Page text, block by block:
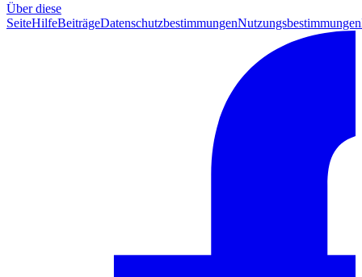
Über diese
SeiteHilfeBeiträgeDatenschutzbestimmungenNutzungsbestimmungen